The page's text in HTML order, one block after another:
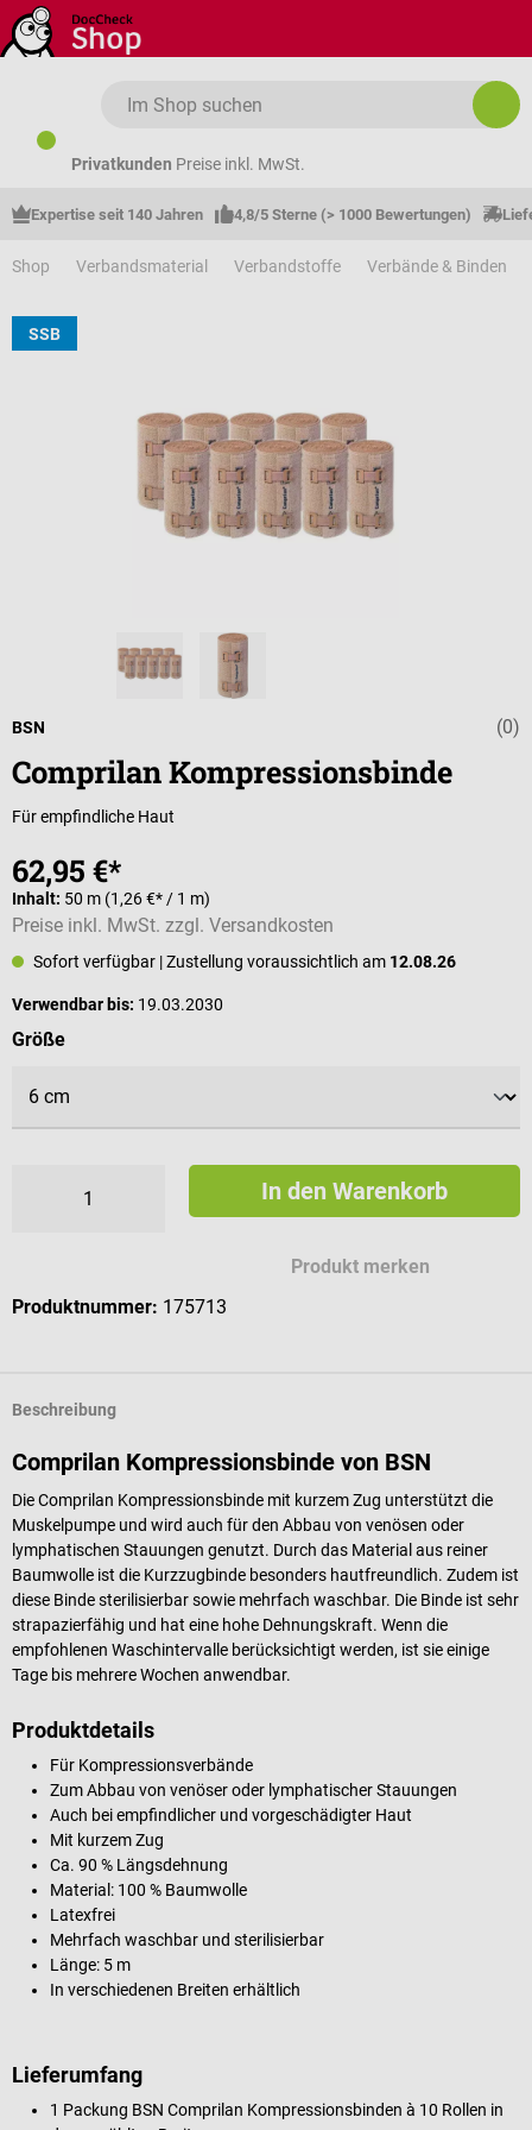
Zum Hauptinhalt springen
Privatkunden Preise inkl. MwSt.
Expertise seit 140 Jahren 4,8/5 Sterne (> 1000 Bewertungen)
Shop Verbandsmaterial Verbandstoffe Verbände & Binden
SSB
(0)
BSN
Comprilan Kompressionsbinde
Für empfindliche Haut
62,95 €*
Inhalt: 50 m (1,26 €* / 1 m)
Preise inkl. MwSt. zzgl. Versandkosten
Sofort verfügbar | Zustellung voraussichtlich am 12.08.26
Verwendbar bis: 19.03.2030
Größeauswählen
In den Warenkorb
Produkt merken
Produktnummer: 175713
Beschreibung
Comprilan Kompressionsbinde von BSN
Die Comprilan Kompressionsbinde mit kurzem Zug unterstützt die
Muskelpumpe und wird auch für den Abbau von venösen oder
lymphatischen Stauungen genutzt. Durch das Material aus reiner
Baumwolle ist die Kurzzugbinde besonders hautfreundlich. Zudem ist
diese Binde sterilisierbar sowie mehrfach waschbar. Die Binde ist sehr
strapazierfähig und hat eine hohe Dehnungskraft. Wenn die
empfohlenen Waschintervalle berücksichtigt werden, ist sie einige
Tage bis mehrere Wochen anwendbar.
Produktdetails
Für Kompressionsverbände
Zum Abbau von venöser oder lymphatischer Stauungen
Auch bei empfindlicher und vorgeschädigter Haut
Mit kurzem Zug
Ca. 90 % Längsdehnung
Material: 100 % Baumwolle
Latexfrei
Mehrfach waschbar und sterilisierbar
Länge: 5 m
In verschiedenen Breiten erhältlich
Lieferumfang
1 Packung BSN Comprilan Kompressionsbinden à 10 Rollen in